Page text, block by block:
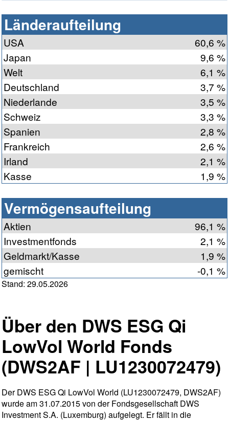
Länderaufteilung
USA
60,6 %
Japan
9,6 %
Welt
6,1 %
Deutschland
3,7 %
Niederlande
3,5 %
Schweiz
3,3 %
Spanien
2,8 %
Frankreich
2,6 %
Irland
2,1 %
Kasse
1,9 %
Vermögensaufteilung
Aktien
96,1 %
Investmentfonds
2,1 %
Geldmarkt/Kasse
1,9 %
gemischt
-0,1 %
Stand: 29.05.2026
Über den DWS ESG Qi
LowVol World Fonds
(DWS2AF | LU1230072479)
Der DWS ESG Qi LowVol World (LU1230072479, DWS2AF)
wurde am 31.07.2015 von der Fondsgesellschaft DWS
Investment S.A. (Luxemburg) aufgelegt. Er fällt in die